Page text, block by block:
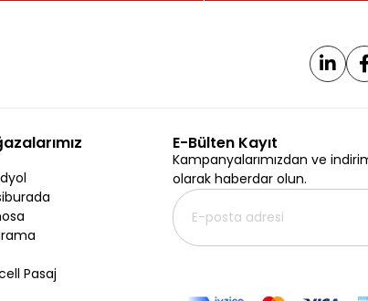
Pasaj
E-Bülten Kayıt
Kampanyalarımızdan ve
olarak haberdar olun.